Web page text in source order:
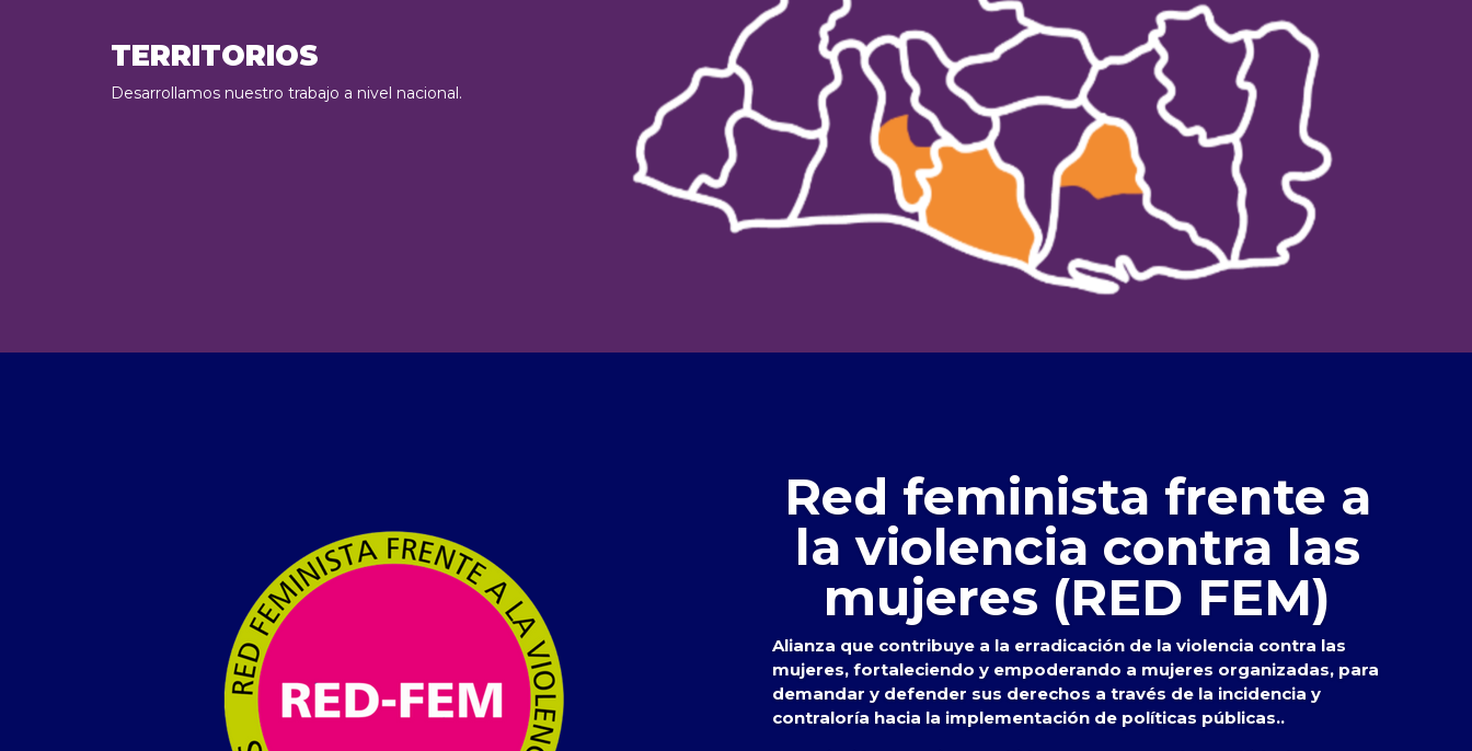
TERRITORIOS
Desarrollamos nuestro trabajo a nivel nacional.
Red feminista frente a
la violencia contra las
mujeres (RED FEM)
Alianza que contribuye a la erradicación de la violencia contra las
mujeres, fortaleciendo y empoderando a mujeres organizadas, para
demandar y defender sus derechos a través de la incidencia y
contraloría hacia la implementación de políticas públicas..